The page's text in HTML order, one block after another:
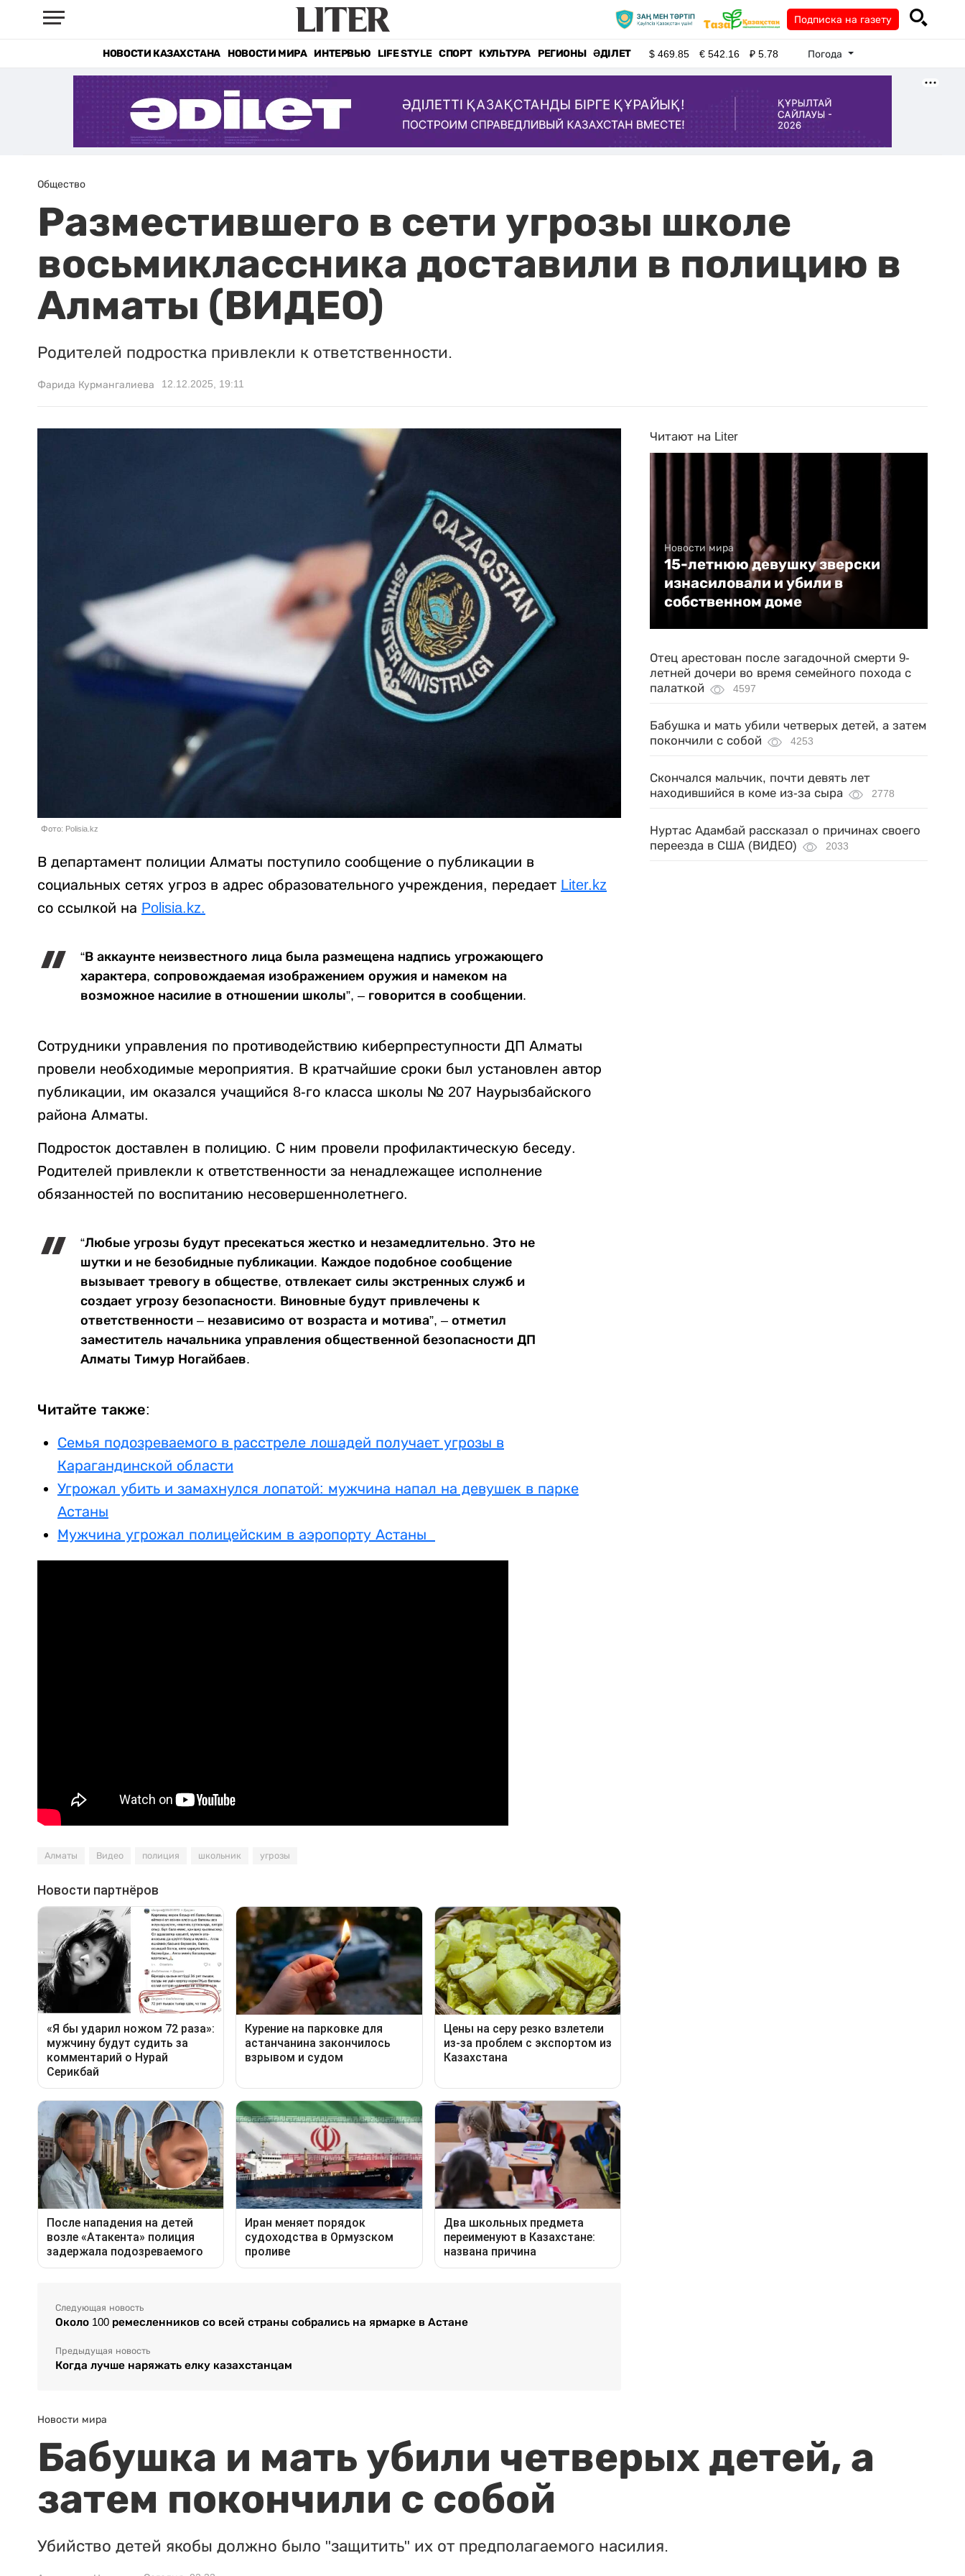
Подписка на газету
НОВОСТИ КАЗАХСТАНА НОВОСТИ МИРА ИНТЕРВЬЮ LIFE STYLE СПОРТ КУЛЬТУРА РЕГИОНЫ ӘДІЛЕТ $469.85 €542.16 ₽5.78 Погода
Общество
Разместившего в сети угрозы школе
восьмиклассника доставили в полицию в
Алматы (ВИДЕО)
Родителей подростка привлекли к ответственности.
Фарида Курмангалиева 12.12.2025, 19:11
Фото: Polisia.kz
В департамент полиции Алматы поступило сообщение о публикации в
социальных сетях угроз в адрес образовательного учреждения, передает Liter.kz
со ссылкой на Polisia.kz.
“В аккаунте неизвестного лица была размещена надпись угрожающего
характера, сопровождаемая изображением оружия и намеком на
возможное насилие в отношении школы”, – говорится в сообщении.
Сотрудники управления по противодействию киберпреступности ДП Алматы
провели необходимые мероприятия. В кратчайшие сроки был установлен автор
публикации, им оказался учащийся 8-го класса школы № 207 Наурызбайского
района Алматы.
Подросток доставлен в полицию. С ним провели профилактическую беседу.
Родителей привлекли к ответственности за ненадлежащее исполнение
обязанностей по воспитанию несовершеннолетнего.
“Любые угрозы будут пресекаться жестко и незамедлительно. Это не
шутки и не безобидные публикации. Каждое подобное сообщение
вызывает тревогу в обществе, отвлекает силы экстренных служб и
создает угрозу безопасности. Виновные будут привлечены к
ответственности – независимо от возраста и мотива”, – отметил
заместитель начальника управления общественной безопасности ДП
Алматы Тимур Ногайбаев.
Читайте также:
Семья подозреваемого в расстреле лошадей получает угрозы в
Карагандинской области
Угрожал убить и замахнулся лопатой: мужчина напал на девушек в парке
Астаны
Мужчина угрожал полицейским в аэропорту Астаны
Алматы Видео полиция школьник угрозы
Следующая новость
Около 100 ремесленников со всей страны собрались на ярмарке в Астане
Предыдущая новость
Когда лучше наряжать елку казахстанцам
Читают на Liter
Новости мира
15-летнюю девушку зверски
изнасиловали и убили в
собственном доме
Отец арестован после загадочной смерти 9-
летней дочери во время семейного похода с
палаткой
4597
Бабушка и мать убили четверых детей, а затем
покончили с собой
4253
Скончался мальчик, почти девять лет
находившийся в коме из-за сыра
2778
Нуртас Адамбай рассказал о причинах своего
переезда в США (ВИДЕО)
2033
Новости мира
Бабушка и мать убили четверых детей, а
затем покончили с собой
Убийство детей якобы должно было "защитить" их от предполагаемого насилия.